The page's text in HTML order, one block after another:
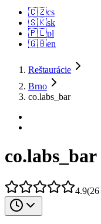
🇨🇿cs
🇸🇰sk
🇵🇱pl
🇬🇧en
Reštaurácie
Brno
co.labs_bar
co.labs_bar
4.9(26